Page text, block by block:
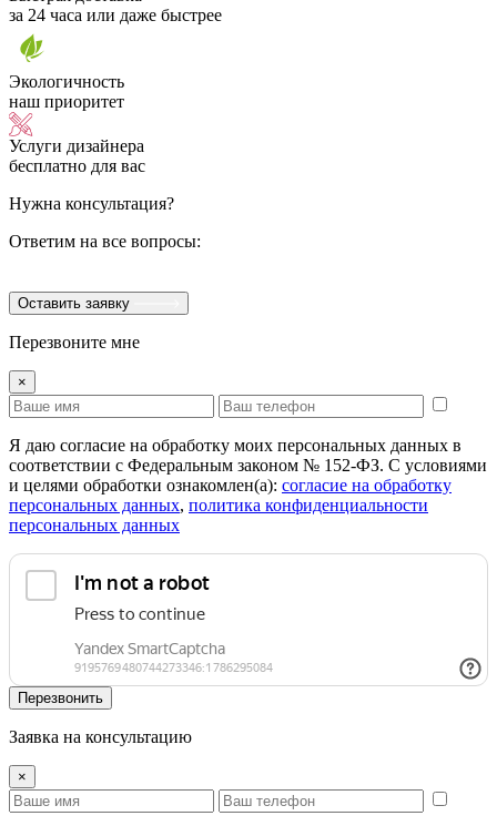
за 24 часа или даже быстрее
Экологичность
наш приоритет
Услуги дизайнера
бесплатно для вас
Нужна консультация?
Ответим на все вопросы:
Оставить заявку
Перезвоните мне
×
Я даю согласие на обработку моих персональных данных в
соответствии с Федеральным законом № 152-ФЗ. С условиями
и целями обработки ознакомлен(а): cогласие на обработку
персональных данных, политика конфиденциальности
персональных данных
Перезвонить
Заявка на консультацию
×